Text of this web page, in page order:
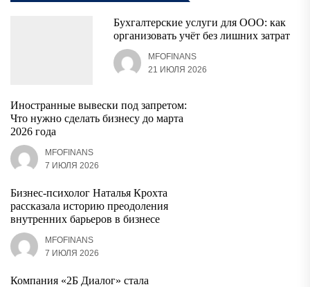
Бухгалтерские услуги для ООО: как
организовать учёт без лишних затрат
MFOFINANS
21 ИЮЛЯ 2026
Иностранные вывески под запретом:
Что нужно сделать бизнесу до марта
2026 года
MFOFINANS
7 ИЮЛЯ 2026
Бизнес-психолог Наталья Крохта
рассказала историю преодоления
внутренних барьеров в бизнесе
MFOFINANS
7 ИЮЛЯ 2026
Компания «2Б Диалог» стала